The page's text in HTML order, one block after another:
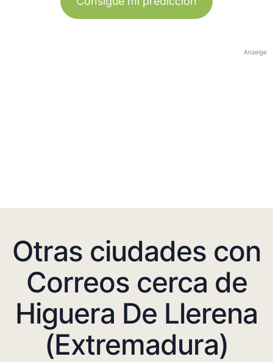
Anzeige
Otras ciudades con
Correos cerca de
Higuera De Llerena
(Extremadura)